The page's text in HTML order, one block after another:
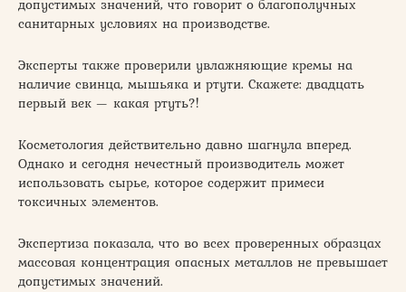
допустимых значений, что говорит о благополучных
санитарных условиях на производстве.
Эксперты также проверили увлажняющие кремы на
наличие свинца, мышьяка и ртути. Скажете: двадцать
первый век — какая ртуть?!
Косметология действительно давно шагнула вперед.
Однако и сегодня нечестный производитель может
использовать сырье, которое содержит примеси
токсичных элементов.
Экспертиза показала, что во всех проверенных образцах
массовая концентрация опасных металлов не превышает
допустимых значений.